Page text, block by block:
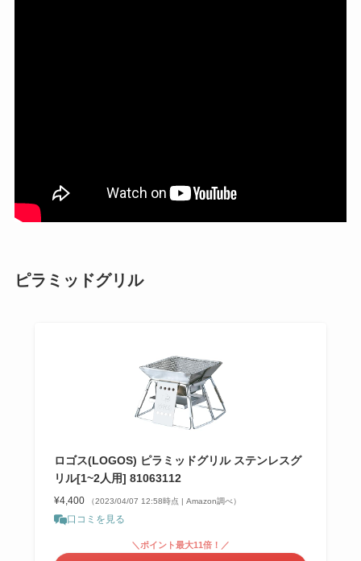
ピラミッドグリル
ロゴス(LOGOS) ピラミッドグリル ステンレスグ
リル[1~2人用] 81063112
¥4,400 （2023/04/07 12:58時点 | Amazon調べ）
口コミを見る
＼ポイント最大11倍！／